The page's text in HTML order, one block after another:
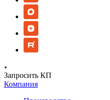
Запросить КП
Компания